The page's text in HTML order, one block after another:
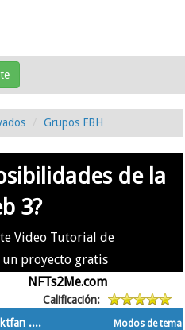
Grupos FBH
de la
3?
Video Tutorial de
proyecto gratis
NFTs2Me.com
Calificación:
Modos de tema
....